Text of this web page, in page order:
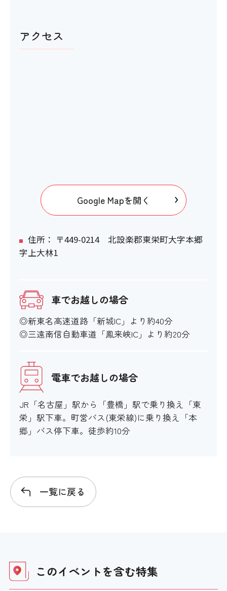
アクセス
Google Mapを開く
住所： 〒449-0214 北設楽郡東栄町大字本郷
字上大林1
車でお越しの場合
◎新東名高速道路「新城IC」より約40分
◎三遠南信自動車道「鳳来峡IC」より約20分
電車でお越しの場合
JR「名古屋」駅から「豊橋」駅で乗り換え「東
栄」駅下車。町営バス(東栄線)に乗り換え「本
郷」バス停下車。徒歩約10分
一覧に戻る
このイベントを含む特集